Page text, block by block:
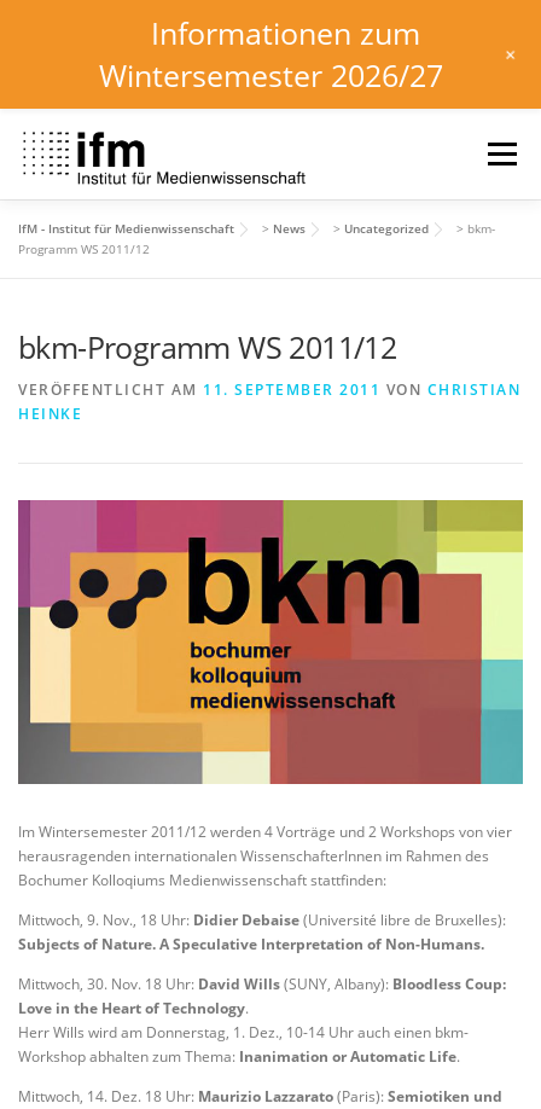
Inhalt
springen
Menü
HOME NEWS
INSTITUT FORSCHUNG DOWNLOADS
IfM - Institut für Medienwissenschaft > News > Uncategorized > bkm-
Programm WS 2011/12
bkm-Programm WS 2011/12
VERÖFFENTLICHT AM 11. SEPTEMBER 2011 VON CHRISTIAN
HEINKE
Im Wintersemester 2011/12 werden 4 Vorträge und 2 Workshops von vier
herausragenden internationalen WissenschafterInnen im Rahmen des
Bochumer Kolloqiums Medienwissenschaft stattfinden:
Mittwoch, 9. Nov., 18 Uhr: Didier Debaise(Université libre de Bruxelles):
Subjects of Nature. A Speculative Interpretation of Non-Humans.
Mittwoch, 30. Nov. 18 Uhr: David Wills(SUNY, Albany): Bloodless Coup:
Love in the Heart of Technology.
Herr Wills wird am Donnerstag, 1. Dez., 10-14 Uhr auch einen bkm-
Workshop abhalten zum Thema: Inanimation or Automatic Life.
Mittwoch, 14. Dez. 18 Uhr: Maurizio Lazzarato(Paris):Semiotiken und
Informationen zum
Wintersemester 2026/27
+